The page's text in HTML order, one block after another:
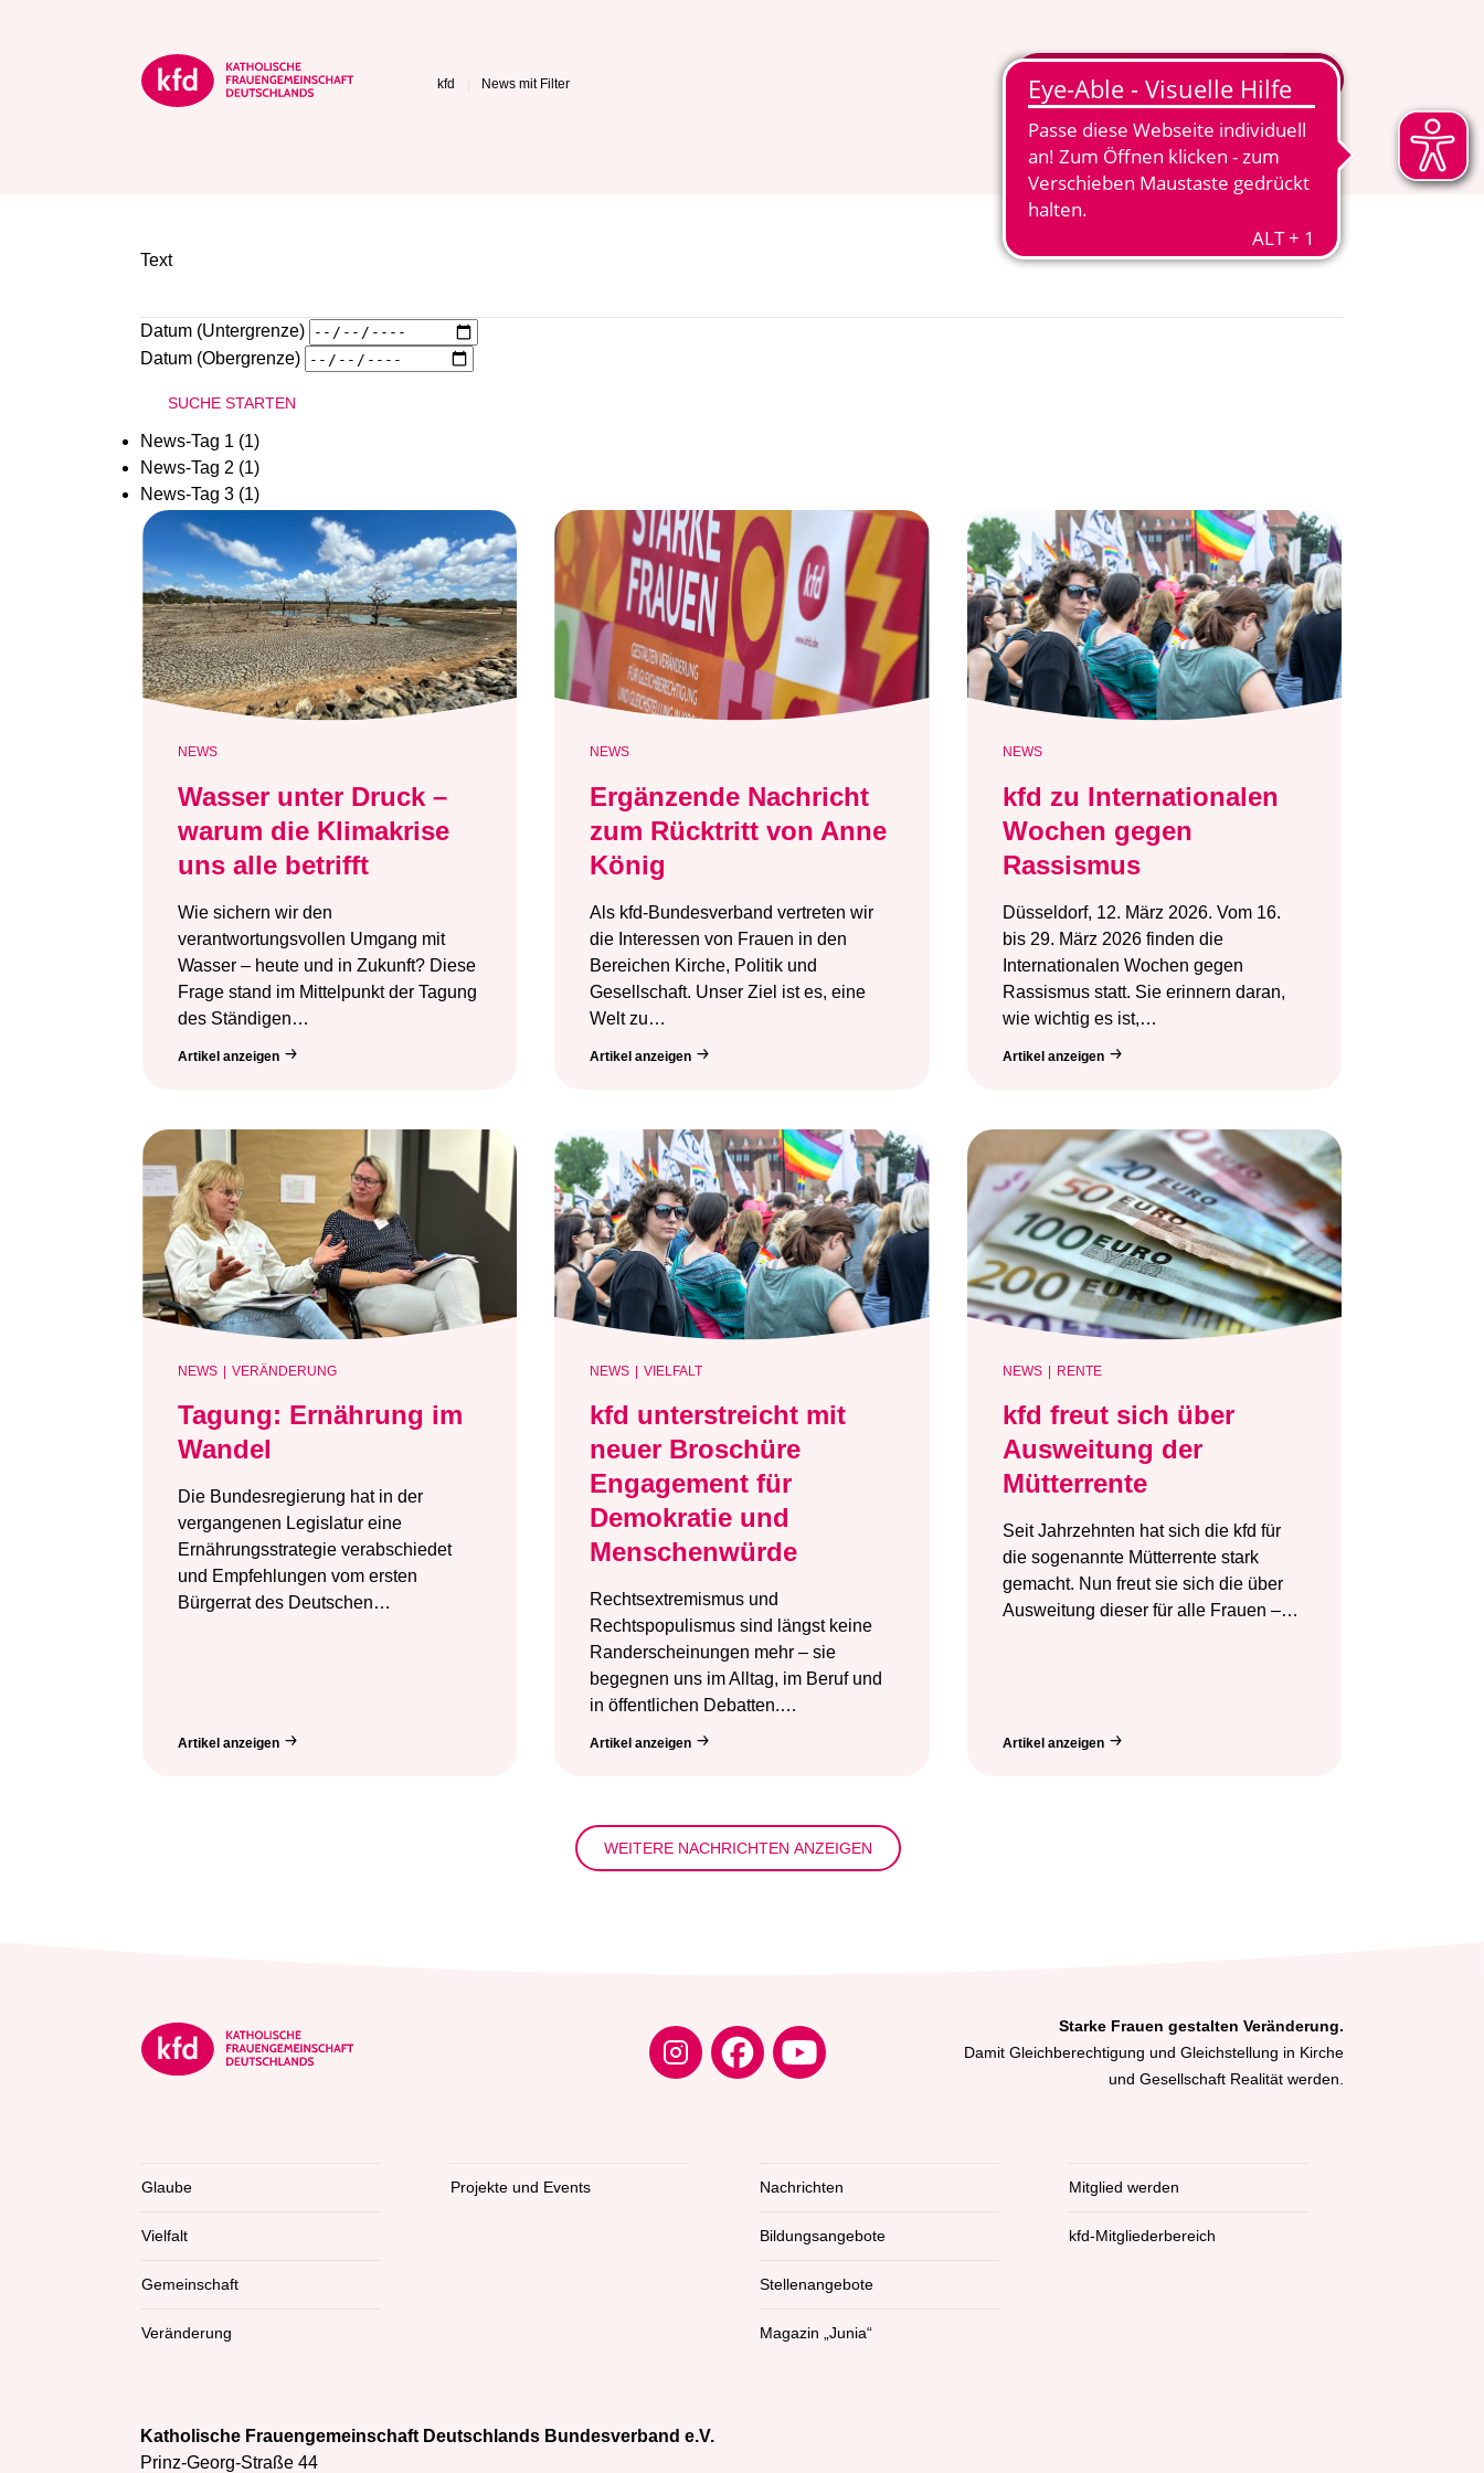
MENÜ MITGLIED WERDEN
kfd News mit Filter
Text
Datum (Untergrenze)
Datum (Obergrenze)
News-Tag 1 (1)
News-Tag 2 (1)
News-Tag 3 (1)
NEWS
Wasser unter Druck –
warum die Klimakrise
uns alle betrifft
Wie sichern wir den
verantwortungsvollen Umgang mit
Wasser – heute und in Zukunft? Diese
Frage stand im Mittelpunkt der Tagung
des Ständigen…
Artikel anzeigen
NEWS
Ergänzende Nachricht
zum Rücktritt von Anne
König
Als kfd-Bundesverband vertreten wir
die Interessen von Frauen in den
Bereichen Kirche, Politik und
Gesellschaft. Unser Ziel ist es, eine
Welt zu…
Artikel anzeigen
NEWS
kfd zu Internationalen
Wochen gegen
Rassismus
Düsseldorf, 12. März 2026. Vom 16.
bis 29. März 2026 finden die
Internationalen Wochen gegen
Rassismus statt. Sie erinnern daran,
wie wichtig es ist,…
Artikel anzeigen
NEWS VERÄNDERUNG
Tagung: Ernährung im
Wandel
Die Bundesregierung hat in der
vergangenen Legislatur eine
Ernährungsstrategie verabschiedet
und Empfehlungen vom ersten
Bürgerrat des Deutschen…
Artikel anzeigen
NEWS VIELFALT
kfd unterstreicht mit
neuer Broschüre
Engagement für
Demokratie und
Menschenwürde
Rechtsextremismus und
Rechtspopulismus sind längst keine
Randerscheinungen mehr – sie
begegnen uns im Alltag, im Beruf und
in öffentlichen Debatten.…
Artikel anzeigen
NEWS RENTE
kfd freut sich über
Ausweitung der
Mütterrente
Seit Jahrzehnten hat sich die kfd für
die sogenannte Mütterrente stark
gemacht. Nun freut sie sich die über
Ausweitung dieser für alle Frauen –…
Artikel anzeigen
WEITERE NACHRICHTEN ANZEIGEN
Starke Frauen gestalten Veränderung.
Damit Gleichberechtigung und Gleichstellung in Kirche
und Gesellschaft Realität werden.
Glaube
Vielfalt
Gemeinschaft
Veränderung
Projekte und Events Nachrichten
Bildungsangebote
Stellenangebote
Magazin „Junia“
Mitglied werden
kfd-Mitgliederbereich
Katholische Frauengemeinschaft Deutschlands Bundesverband e.V.
Prinz-Georg-Straße 44